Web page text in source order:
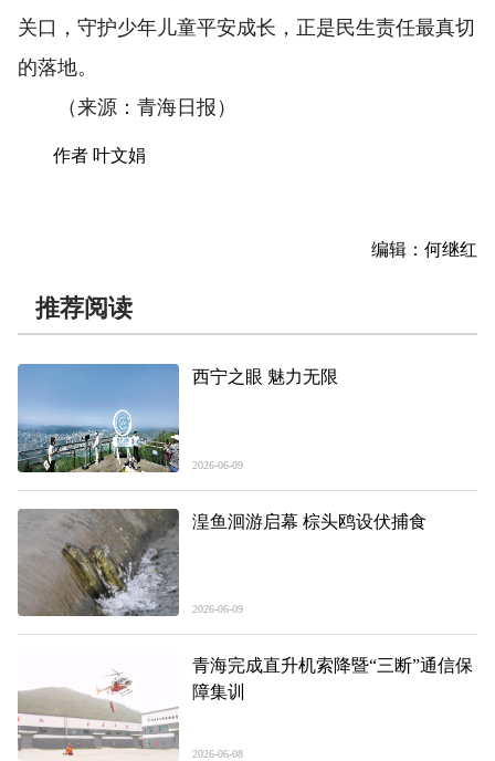
关口，守护少年儿童平安成长，正是民生责任最真切
的落地。
（来源：青海日报）
作者 叶文娟
编辑：何继红
推荐阅读
西宁之眼 魅力无限
2026-06-09
湟鱼洄游启幕 棕头鸥设伏捕食
2026-06-09
青海完成直升机索降暨“三断”通信保
障集训
2026-06-08